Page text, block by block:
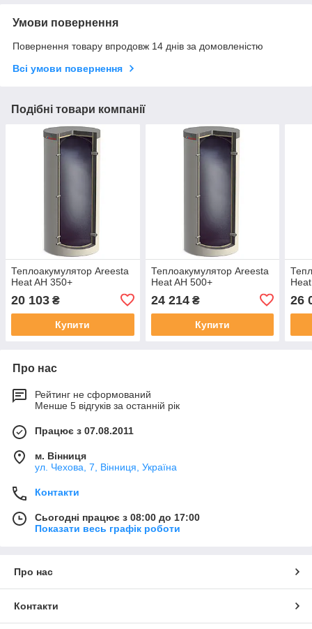
Умови повернення
Повернення товару впродовж 14 днів за домовленістю
Всі умови повернення
Подібні товари компанії
Теплоакумулятор Areesta
Heat AH 350+
20 103 ₴
Купити
Теплоакумулятор Areesta
Heat AH 500+
24 214₴
Купити
26
Про нас
Рейтинг не сформований
Менше 5 відгуків за останній рік
Працює з 07.08.2011
м. Вінниця
ул. Чехова, 7, Вінниця, Україна
Контакти
Сьогодні працює з 08:00 до 17:00
Показати весь графік роботи
Про нас
Контакти